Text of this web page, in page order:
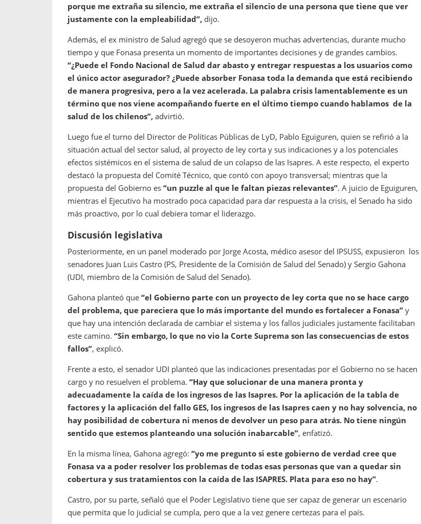
porque me extraña su silencio, me extraña el silencio de una persona que tiene que ver
justamente con la empleabilidad”, dijo.
Además, el ex ministro de Salud agregó que se desoyeron muchas advertencias, durante mucho
tiempo y que Fonasa presenta un momento de importantes decisiones y de grandes cambios.
“¿Puede el Fondo Nacional de Salud dar abasto y entregar respuestas a los usuarios como
el único actor asegurador? ¿Puede absorber Fonasa toda la demanda que está recibiendo
de manera progresiva, pero a la vez acelerada. La palabra crisis lamentablemente es un
término que nos viene acompañando fuerte en el último tiempo cuando hablamos de la
salud de los chilenos”, advirtió.
Luego fue el turno del Director de Políticas Públicas de LyD, Pablo Eguiguren, quien se refirió a la
situación actual del sector salud, al proyecto de ley corta y sus indicaciones y a los potenciales
efectos sistémicos en el sistema de salud de un colapso de las Isapres. A este respecto, el experto
destacó la propuesta del Comité Técnico, que contó con apoyo transversal; mientras que la
propuesta del Gobierno es “un puzzle al que le faltan piezas relevantes”. A juicio de Eguiguren,
mientras el Ejecutivo ha mostrado poca capacidad para dar respuesta a la crisis, el Senado ha sido
más proactivo, por lo cual debiera tomar el liderazgo.
Discusión legislativa
Posteriormente, en un panel moderado por Jorge Acosta, médico asesor del IPSUSS, expusieron los
senadores Juan Luis Castro (PS, Presidente de la Comisión de Salud del Senado) y Sergio Gahona
(UDI, miembro de la Comisión de Salud del Senado).
Gahona planteó que “el Gobierno parte con un proyecto de ley corta que no se hace cargo
del problema, que pareciera que lo más importante del mundo es fortalecer a Fonasa” y
que hay una intención declarada de cambiar el sistema y los fallos judiciales justamente facilitaban
este camino. “Sin embargo, lo que no vio la Corte Suprema son las consecuencias de estos
fallos”, explicó.
Frente a esto, el senador UDI planteó que las indicaciones presentadas por el Gobierno no se hacen
cargo y no resuelven el problema. “Hay que solucionar de una manera pronta y
adecuadamente la caída de los ingresos de las Isapres. Por la aplicación de la tabla de
factores y la aplicación del fallo GES, los ingresos de las Isapres caen y no hay solvencia, no
hay posibilidad de cobertura ni menos de devolver un peso para atrás. No tiene ningún
sentido que estemos planteando una solución inabarcable”, enfatizó.
En la misma línea, Gahona agregó: “yo me pregunto si este gobierno de verdad cree que
Fonasa va a poder resolver los problemas de todas esas personas que van a quedar sin
cobertura y sus tratamientos con la caída de las ISAPRES. Plata para eso no hay”.
Castro, por su parte, señaló que el Poder Legislativo tiene que ser capaz de generar un escenario
que permita que lo judicial se cumpla, pero que a la vez genere certezas para el país.